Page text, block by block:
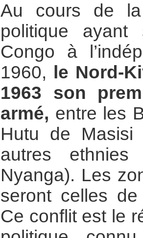
Au cours de la
politique ayant
Congo à
1960,
le Nord-
1963 son
armé, entre les
Hutu de
autres
Nyanga). Les
seront celles
Ce conflit est le